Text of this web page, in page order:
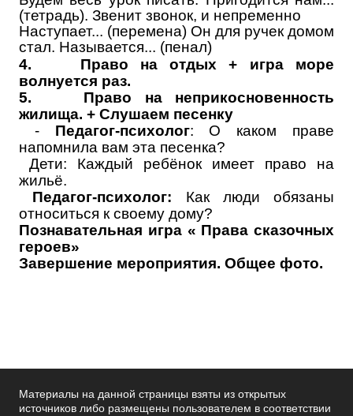
(тетрадь). Звенит звонок, и непременно
Наступает... (перемена) Он для ручек домом
стал. Называется... (пенал)
4.
Право на отдых + игра море
волнуется раз.
5.
Право на неприкосновенность
жилища. + Слушаем песенку
-Педагог-психолог: О каком праве
напомнила вам эта песенка?
Дети: Каждый ребёнок имеет право на
жильё.
Педагог-психолог: Как люди обязаны
относиться к своему дому?
Познавательная игра « Права сказочных
героев»
Завершение мероприятия. Общее фото.
Материалы на данной страницы взяты из открытых
источников либо размещены пользователем в соответствии